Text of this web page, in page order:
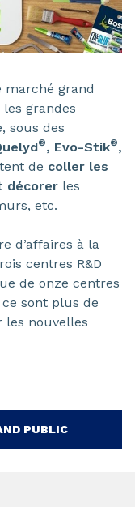
grand
grandes
sous des
®, Evo-Stik®,
de coller les
décorer les
etc.
d’affaires à la
centres R&D
de onze centres
sont plus de
nouvelles
PUBLIC